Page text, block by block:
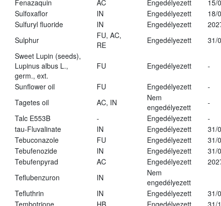
Fenazaquin
AC Engedélyezett
15/
Sulfoxaflor
IN Engedélyezett
18/
Sulfuryl fluoride
IN Engedélyezett
Sulphur
FU, AC,
RE
Engedélyezett
31/
Sweet Lupin (seeds),
Lupinus albus L.,
germ., ext.
FU Engedélyezett -
Sunflower oil FU Engedélyezett
-
Tagetes oil
AC, IN
Nem
engedélyezett
-
Talc E553B
- Engedélyezett
-
tau-Fluvalinate
IN Engedélyezett
31/
Tebuconazole
FU Engedélyezett
31/
Tebufenozide
IN Engedélyezett
31/
Tebufenpyrad
AC Engedélyezett
Teflubenzuron
IN
Nem
engedélyezett
Tefluthrin
IN Engedélyezett
31/